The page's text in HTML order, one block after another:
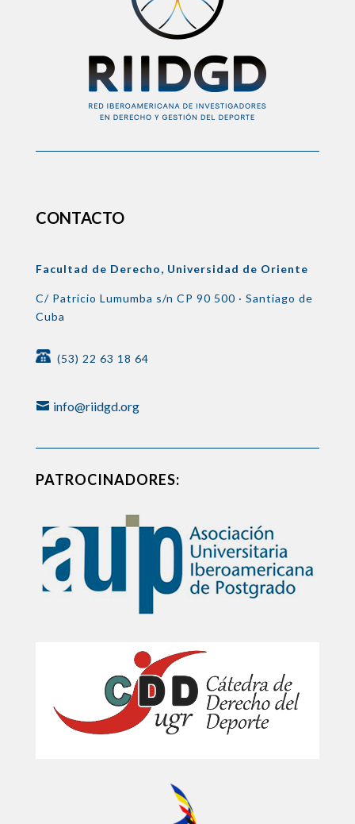
CONTACTO
Facultad de Derecho, Universidad de Oriente
C/ Patricio Lumumba s/n CP 90 500 · Santiago de
Cuba
(53) 22 63 18 64
info@riidgd.org
PATROCINADORES: